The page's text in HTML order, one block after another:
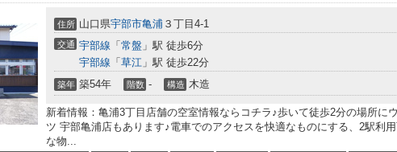
住所 山口県宇部市亀浦 ３丁目4-1
交通 宇部線 「 常盤 」駅 徒歩6分
宇部線 「 草江 」駅 徒歩22分
築年 築54年 階数 - 構造 木造
新着情報：亀浦3丁目店舗の空室情報ならコチラ♪歩いて徒歩2分の場所に
ツ 宇部亀浦店もあります♪電車でのアクセスを快適なものにする、2駅利
な物...